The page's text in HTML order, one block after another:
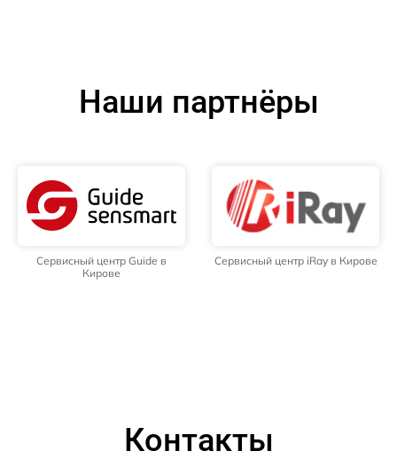
Наши партнёры
Сервисный центр Guide в
Кирове
Сервисный центр iRay в Кирове
Контакты